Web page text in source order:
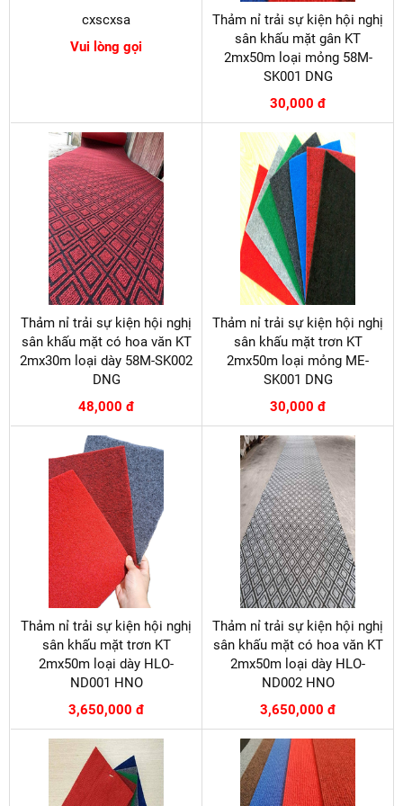
cxscxsa
Vui lòng gọi
Thảm nỉ trải sự kiện hội nghị
sân khấu mặt gân KT
2mx50m loại mỏng 58M-
SK001 DNG
30,000 đ
Thảm nỉ trải sự kiện hội nghị
sân khấu mặt có hoa văn KT
2mx30m loại dày 58M-SK002
DNG
48,000 đ
Thảm nỉ trải sự kiện hội nghị
sân khấu mặt trơn KT
2mx50m loại mỏng ME-
SK001 DNG
30,000 đ
Thảm nỉ trải sự kiện hội nghị
sân khấu mặt trơn KT
2mx50m loại dày HLO-
ND001 HNO
3,650,000 đ
Thảm nỉ trải sự kiện hội nghị
sân khấu mặt có hoa văn KT
2mx50m loại dày HLO-
ND002 HNO
3,650,000 đ